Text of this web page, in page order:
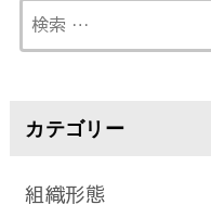
カテゴリー
組織形態